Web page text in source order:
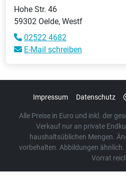
Hohe Str. 46
59302 Oelde, Westf
02522 4682
E-Mail schreiben
Impressum Datenschutz
Alle Preise in Euro und inkl. der
Verkauf nur an private
haushaltsüblichen Mengen.
vorbehalten. Abbildungen
Vorrat